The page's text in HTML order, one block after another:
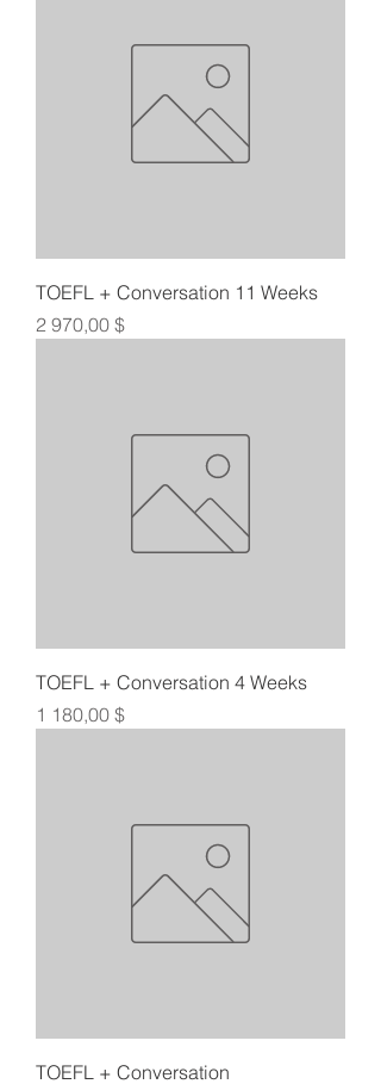
TOEFL + Conversation 11 Weeks
Цена
2 970,00 $
TOEFL + Conversation 4 Weeks
Цена
1 180,00 $
TOEFL + Conversation